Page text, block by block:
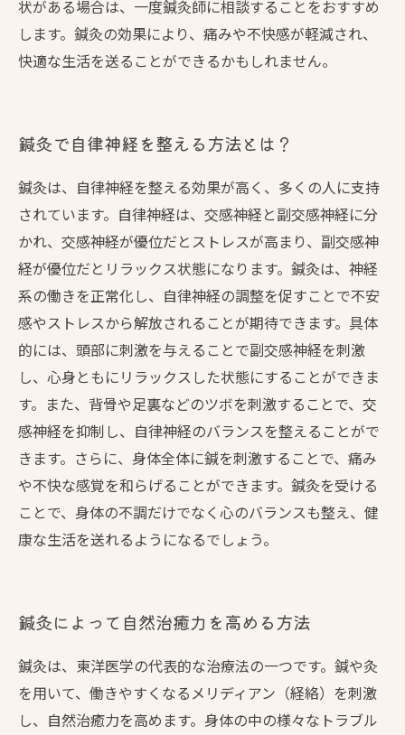
状がある場合は、一度鍼灸師に相談することをおすすめ
します。鍼灸の効果により、痛みや不快感が軽減され、
快適な生活を送ることができるかもしれません。
鍼灸で自律神経を整える方法とは？
鍼灸は、自律神経を整える効果が高く、多くの人に支持
されています。自律神経は、交感神経と副交感神経に分
かれ、交感神経が優位だとストレスが高まり、副交感神
経が優位だとリラックス状態になります。鍼灸は、神経
系の働きを正常化し、自律神経の調整を促すことで不安
感やストレスから解放されることが期待できます。具体
的には、頭部に刺激を与えることで副交感神経を刺激
し、心身ともにリラックスした状態にすることができま
す。また、背骨や足裏などのツボを刺激することで、交
感神経を抑制し、自律神経のバランスを整えることがで
きます。さらに、身体全体に鍼を刺激することで、痛み
や不快な感覚を和らげることができます。鍼灸を受ける
ことで、身体の不調だけでなく心のバランスも整え、健
康な生活を送れるようになるでしょう。
鍼灸によって自然治癒力を高める方法
鍼灸は、東洋医学の代表的な治療法の一つです。鍼や灸
を用いて、働きやすくなるメリディアン（経絡）を刺激
し、自然治癒力を高めます。身体の中の様々なトラブル